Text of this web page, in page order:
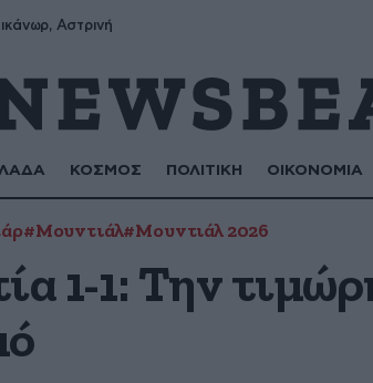
Αστρινή
ΚΟΣΜΟΣ ΠΟΛΙΤΙΚΗ ΟΙΚΟΝΟΜΙΑ
#Μουντιάλ#Μουντιάλ 2026
1-1: Την